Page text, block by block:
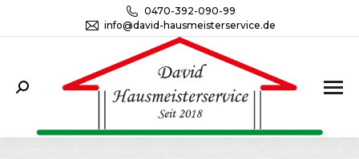
0470-392-090-99
info@david-hausmeisterservice.de
Search: